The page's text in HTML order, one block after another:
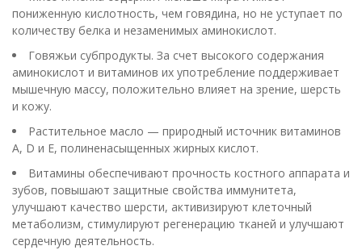
пониженную кислотность, чем говядина, но не уступает по
количеству белка и незаменимых аминокислот.
Говяжьи субпродукты. За счет высокого содержания
аминокислот и витаминов их употребление поддерживает
мышечную массу, положительно влияет на зрение, шерсть
и кожу.
Растительное масло — природный источник витаминов
A, D и E, полиненасыщенных жирных кислот.
Витамины обеспечивают прочность костного аппарата и
зубов, повышают защитные свойства иммунитета,
улучшают качество шерсти, активизируют клеточный
метаболизм, стимулируют регенерацию тканей и улучшают
сердечную деятельность.